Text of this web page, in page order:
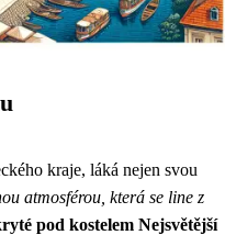
kraje, láká nejen svou
atmosférou, která se line z
pod kostelem Nejsvětější